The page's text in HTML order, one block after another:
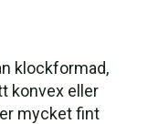
klockformad,
konvex eller
mycket fint